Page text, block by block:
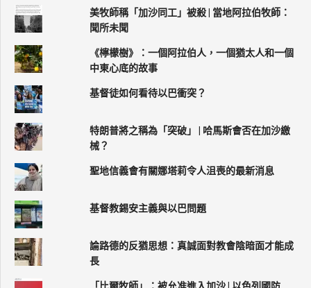
美牧師稱「加沙同工」被殺 | 當地阿拉伯牧師：
聞所未聞
《檸檬樹》：一個阿拉伯人，一個猶太人和一個
中東心底的故事
基督徒如何看待以巴衝突？
特朗普將之稱為「突破」 | 哈馬斯會否在加沙繳
械？
聖地信義會有關娜塔莉令人沮喪的最新消息
基督教錫安主義與以巴問題
論路德的反猶思想：真誠面對教會陰暗面才能成
長
「比爾牧師」：被允准進入加沙 | 以色列國防